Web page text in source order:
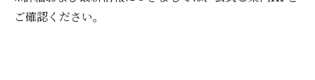
ご確認ください。